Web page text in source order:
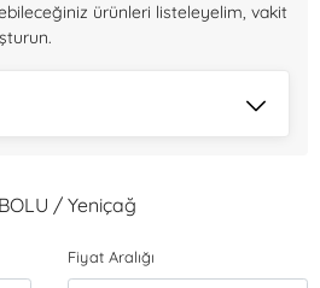
ürünleri listeleyelim, vakit
/ Yeniçağ
Fiyat Aralığı